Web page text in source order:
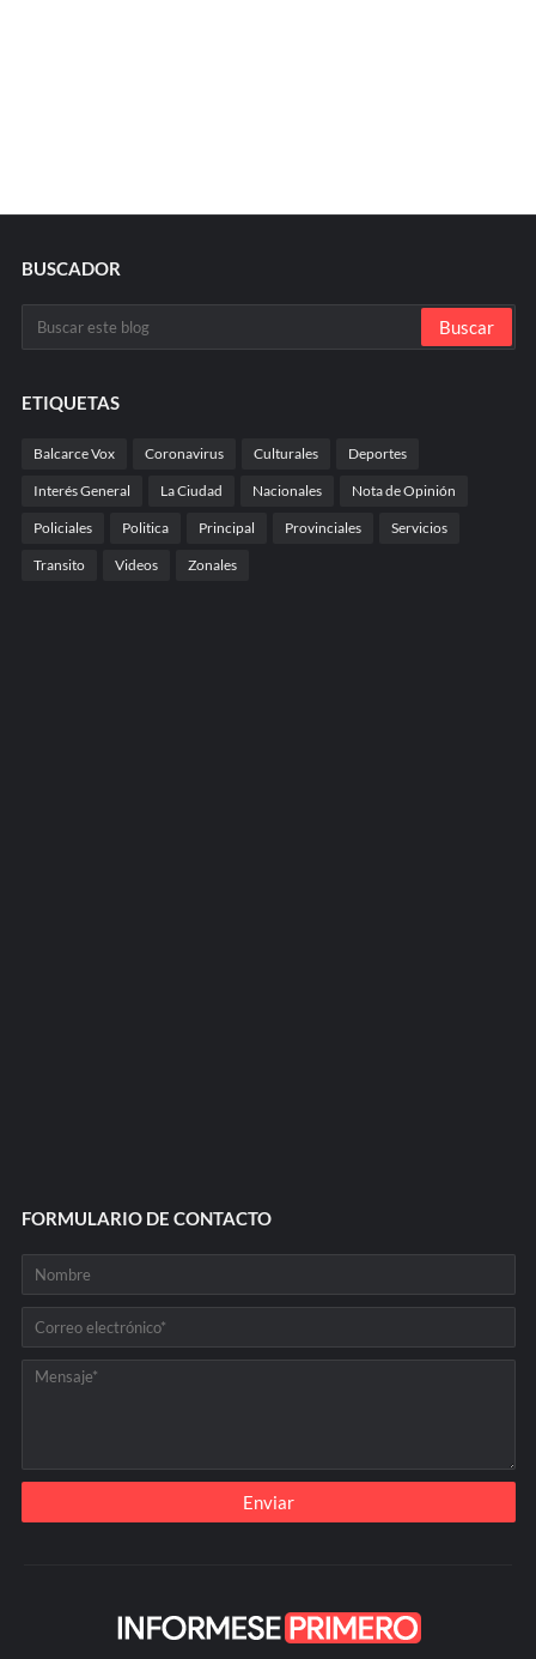
BUSCADOR
ETIQUETAS
Balcarce Vox Coronavirus Culturales Deportes
Interés General La Ciudad Nacionales Nota de Opinión
Policiales Politica Principal Provinciales Servicios
Transito Videos Zonales
FORMULARIO DE CONTACTO